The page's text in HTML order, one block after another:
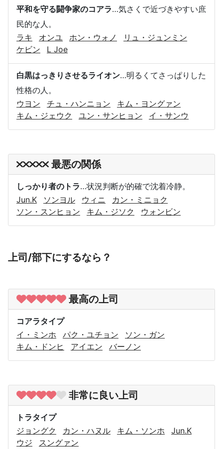
平和を守る闘争家のコアラ…気さくで近づきやすい庶
民的な人。
ラキ
オンユ ホン・ウォノ
リュ・ジュンミン
ケビン
L Joe
白黒はっきりさせるライオン…明るくてさっぱりした
性格の人。
ウヨン
チュ・ハンニョン
キム・ヨングァン
キム・ジェウク
ユン・サンヒョン イ・サンウ
最悪の関係
しっかり者のトラ…状況判断が的確で沈着冷静。
Jun.K
ソンヨル ウィニ
カン・ミニョク
ソン・スンヒョン
キム・ジソク ウォンビン
上司/部下にするなら？
最高の上司
コアラタイプ
イ・ミンホ
パク・ユチョン
ソン・ガン
キム・ドンヒ
アイエン バーノン
非常に良い上司
トラタイプ
ジョングク
カン・ハヌル キム・ソンホ
Jun.K
ウジ
スングァン